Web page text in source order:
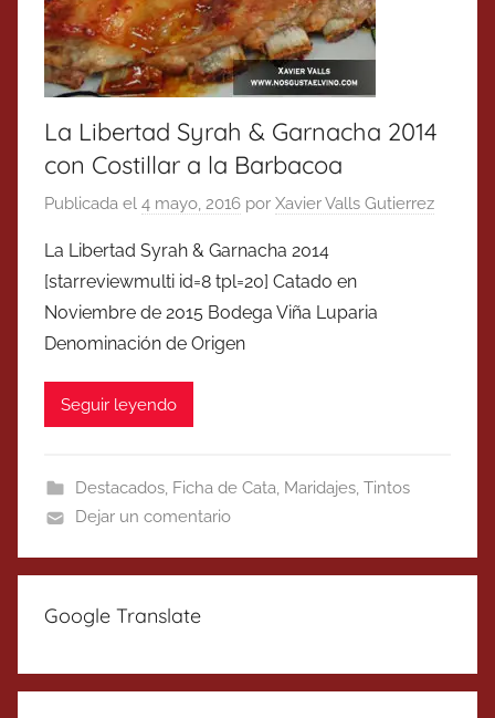
La Libertad Syrah & Garnacha 2014
con Costillar a la Barbacoa
Publicada el 4 mayo, 2016 por Xavier Valls Gutierrez
La Libertad Syrah & Garnacha 2014
[starreviewmulti id=8 tpl=20] Catado en
Noviembre de 2015 Bodega Viña Luparia
Denominación de Origen
Seguir leyendo
Destacados, Ficha de Cata, Maridajes, Tintos
Dejar un comentario
Google Translate